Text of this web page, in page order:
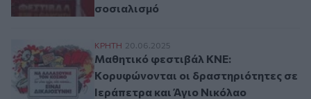
σοσιαλισμό
Mαθητικό φεστιβάλ ΚΝΕ: Kορυφώνονται
ΚΡΗΤΗ 20.06.2025
Mαθητικό φεστιβάλ ΚΝΕ:
Kορυφώνονται οι δραστηριότητες σε
Ιεράπετρα και Άγιο Νικόλαο